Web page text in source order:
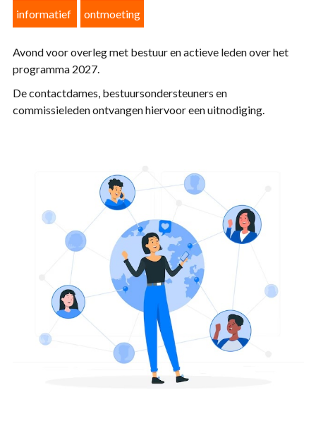
informatief ontmoeting
Avond voor overleg met bestuur en actieve leden over het
programma 2027.
De contactdames, bestuursondersteuners en
commissieleden ontvangen hiervoor een uitnodiging.